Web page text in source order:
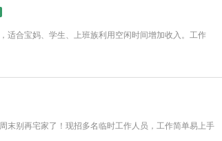
适合宝妈、学生、上班族利用空闲时间增加收入。工作
末别再宅家了！现招多名临时工作人员，工作简单易上手